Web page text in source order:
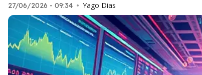
27/06/2026 - 09:34 • Yago Dias